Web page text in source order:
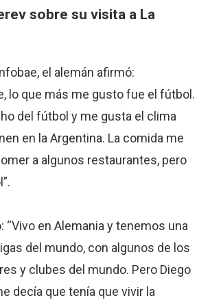
sobre su visita a La
el alemán afirmó:
lo que más me gusto fue el fútbol.
del fútbol y me gusta el clima
en la Argentina. La comida me
a algunos restaurantes, pero
“Vivo en Alemania y tenemos una
del mundo, con algunos de los
y clubes del mundo. Pero Diego
decía que tenía que vivir la